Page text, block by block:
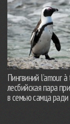
Пингвиний l’amour
лесбийская пара
в семью самца